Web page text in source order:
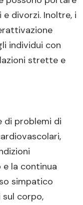
divorzi. Inoltre, i
individui con
strette e
di problemi di
la continua
simpatico
corpo,